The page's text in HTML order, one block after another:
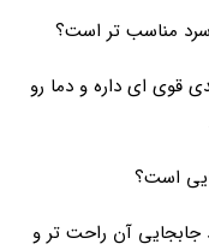
مناسب تر است؟
قوی ای داره و دما رو
است؟
جابجایی آن راحت تر و